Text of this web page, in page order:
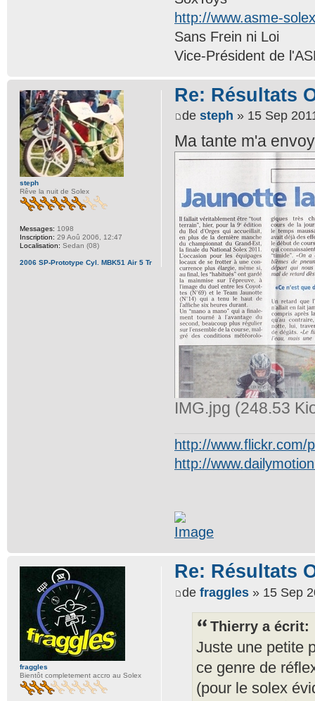
http://www.asme-
Sans Frein ni Loi
Vice-Président de
Re: Résultats
de steph » 15 Sep
Ma tante m'a
IMG.jpg (248.53
http://www.flickr.com/
http://
steph
Rêve la nuit de Solex
Messages: 1098
Inscription: 29 Aoû 2006, 12:47
Localisation: Sedan (08)
2006 SP-Prototype Cyl. MBK51 Air 5 Tr
Re: Résultats
de fraggles » 15 Sep
Thierry a écrit:
Juste une petite
ce genre de
(pour le solex
fraggles
Bientôt completement accro au Solex